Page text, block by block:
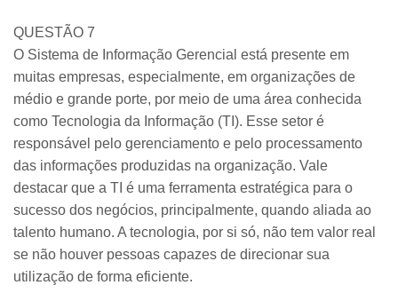
QUESTÃO 7
O Sistema de Informação Gerencial está presente em
muitas empresas, especialmente, em organizações de
médio e grande porte, por meio de uma área conhecida
como Tecnologia da Informação (TI). Esse setor é
responsável pelo gerenciamento e pelo processamento
das informações produzidas na organização. Vale
destacar que a TI é uma ferramenta estratégica para o
sucesso dos negócios, principalmente, quando aliada ao
talento humano. A tecnologia, por si só, não tem valor real
se não houver pessoas capazes de direcionar sua
utilização de forma eficiente.